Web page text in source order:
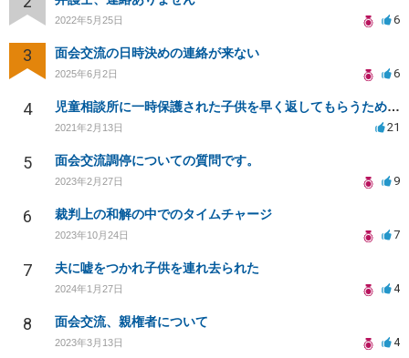
2022年5月25日 6
3 面会交流の日時決めの連絡が来ない
2025年6月2日 6
4 児童相談所に一時保護された子供を早く返してもらうために何をしたら良いでしょうか？
2021年2月13日 21
5 面会交流調停についての質問です。
2023年2月27日 9
6 裁判上の和解の中でのタイムチャージ
2023年10月24日 7
7 夫に嘘をつかれ子供を連れ去られた
2024年1月27日 4
8 面会交流、親権者について
2023年3月13日 4